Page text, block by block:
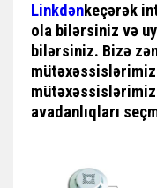
Linkdənkeçərək
ola bilərsiniz və
bilərsiniz. Bizə
avadanlıqları